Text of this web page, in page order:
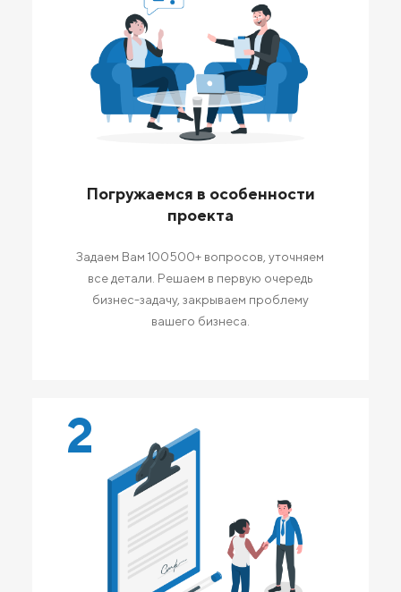
Погружаемся в особенности
проекта
Задаем Вам 100500+ вопросов, уточняем
все детали. Решаем в первую очередь
бизнес-задачу, закрываем проблему
вашего бизнеса.
2